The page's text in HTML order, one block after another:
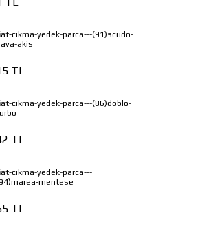
cikma-yedek-parca---(91)scudo-
akis
TL
cikma-yedek-parca---(86)doblo-
TL
cikma-yedek-parca---
mentese
TL